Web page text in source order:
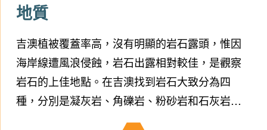
地質
吉澳植被覆蓋率高，沒有明顯的岩石露頭，惟因
海岸線遭風浪侵蝕，岩石出露相對較佳，是觀察
岩石的上佳地點。在吉澳找到岩石大致分為四
種，分別是凝灰岩、角礫岩、粉砂岩和石灰岩。
該島大部分地方都由大約1億6,500萬年前和1億